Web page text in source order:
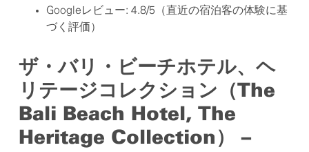
Googleレビュー: 4.8/5（直近の宿泊客の体験に基
づく評価）
ザ・バリ・ビーチホテル、ヘ
リテージコレクション（The
Bali Beach Hotel, The
Heritage Collection） –